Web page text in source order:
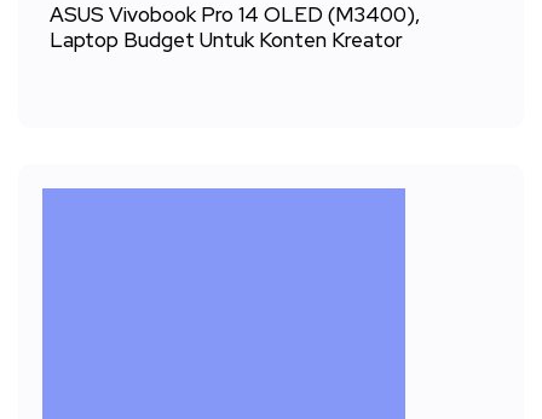
ASUS Vivobook Pro 14 OLED (M3400),
Laptop Budget Untuk Konten Kreator